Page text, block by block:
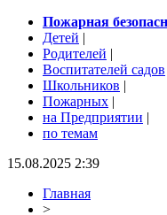
Пожарная
Детей |
Родителей |
Воспитателей садов
Школьников |
Пожарных |
на Предприятии |
по темам
15.08.2025 2:39
Главная
>